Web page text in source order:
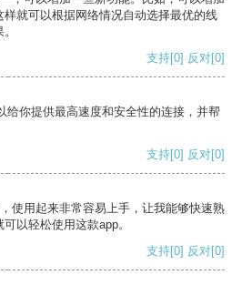
就可以根据网络情况自动选择最优的线
支持[0] 反对[0]
给你提供最高速度和安全性的连接，并帮
支持[0] 反对[0]
使用起来非常容易上手，让我能够快速熟
以轻松使用这款app。
支持[0] 反对[0]